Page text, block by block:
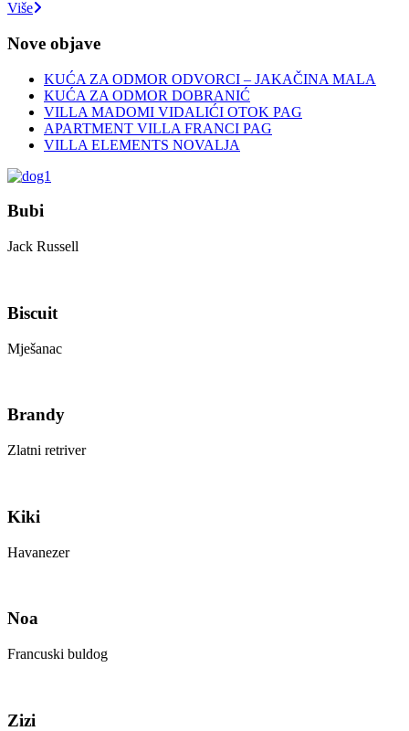
Više
Nove objave
KUĆA ZA ODMOR ODVORCI – JAKAČINA MALA
KUĆA ZA ODMOR DOBRANIĆ
VILLA MADOMI VIDALIĆI OTOK PAG
APARTMENT VILLA FRANCI PAG
VILLA ELEMENTS NOVALJA
Bubi
Jack Russell
Biscuit
Mješanac
Brandy
Zlatni retriver
Kiki
Havanezer
Noa
Francuski buldog
Zizi